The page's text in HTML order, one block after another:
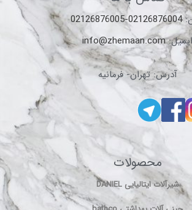
02126876004-02126876005
info@zhemaan.com
آدرس: تهران- فرمانیه
محصولات
شیرآلات ایتالیایی DANIEL
چینی آلات بهداشتی bathco